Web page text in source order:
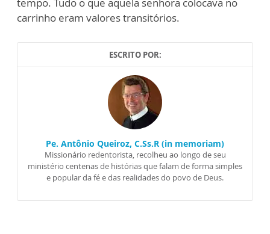
carrinho eram valores transitórios.
ESCRITO POR:
Pe. Antônio Queiroz, C.Ss.R (in memoriam)
Missionário redentorista, recolheu ao longo de seu
ministério centenas de histórias que falam de forma simples
e popular da fé e das realidades do povo de Deus.